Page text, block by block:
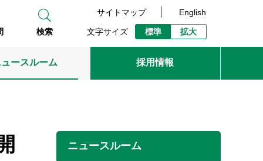
検索
サイトマップ English
文字サイズ 標準 拡大
ースルーム 採用情報
ニュースルーム